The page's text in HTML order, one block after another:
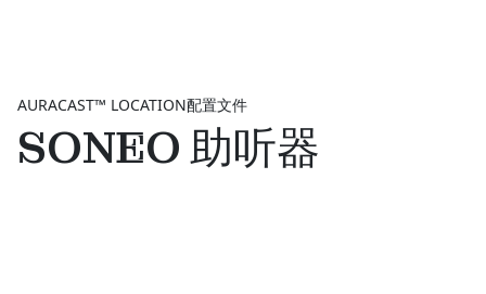
AURACAST™ LOCATION配置文件
SONEO 助听器